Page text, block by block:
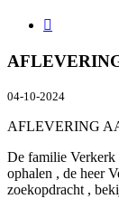
04-10-2024
AFLEVERING
De familie
ophalen , de heer
zoekopdracht ,